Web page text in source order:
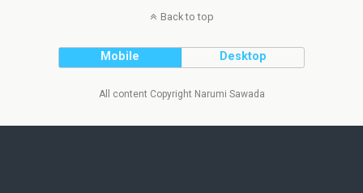
Back to top
Mobile Desktop
All content Copyright Narumi Sawada